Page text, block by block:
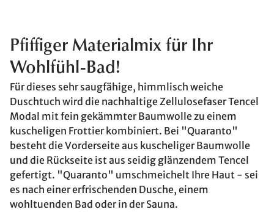
Pfiffiger Materialmix für Ihr
Wohlfühl-Bad!
Für dieses sehr saugfähige, himmlisch weiche
Duschtuch wird die nachhaltige Zellulosefaser Tencel
Modal mit fein gekämmter Baumwolle zu einem
kuscheligen Frottier kombiniert. Bei "Quaranto"
besteht die Vorderseite aus kuscheliger Baumwolle
und die Rückseite ist aus seidig glänzendem Tencel
gefertigt. "Quaranto" umschmeichelt Ihre Haut - sei
es nach einer erfrischenden Dusche, einem
wohltuenden Bad oder in der Sauna.